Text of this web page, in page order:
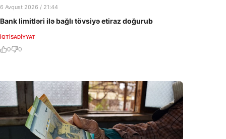
6 Avqust 2026 / 21:44
Bank limitləri ilə bağlı tövsiyə etiraz doğurub
İQTISADIYYAT
0 0